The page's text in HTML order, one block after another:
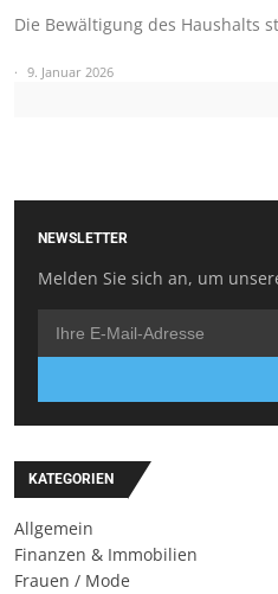
Die Bewältigung des Haushalts
9. Januar 2026
NEWSLETTER
Melden Sie sich an, um
KATEGORIEN
Allgemein
Finanzen & Immobilien
Frauen / Mode